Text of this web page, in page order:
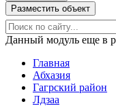
Разместить объект
Данный модуль еще в
Главная
Абхазия
Гагрский район
Лдзаа